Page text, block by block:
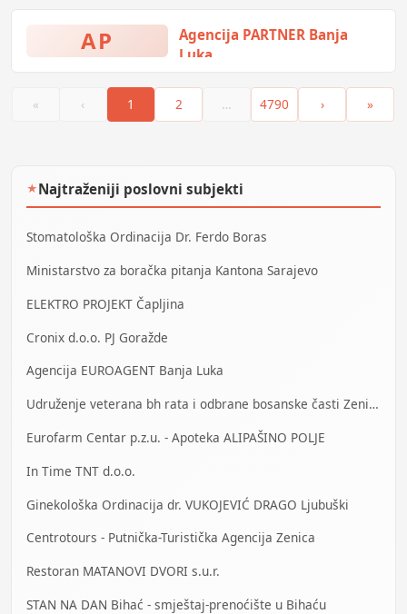
AP
Agencija PARTNER Banja
Luka
Hercegovina
« ‹ 1 2 … 4790 › »
★Najtraženiji poslovni subjekti
Stomatološka Ordinacija Dr. Ferdo Boras
Ministarstvo za boračka pitanja Kantona Sarajevo
ELEKTRO PROJEKT Čapljina
Cronix d.o.o. PJ Goražde
Agencija EUROAGENT Banja Luka
Udruženje veterana bh rata i odbrane bosanske časti Zenica
Eurofarm Centar p.z.u. - Apoteka ALIPAŠINO POLJE
In Time TNT d.o.o.
Ginekološka Ordinacija dr. VUKOJEVIĆ DRAGO Ljubuški
Centrotours - Putnička-Turistička Agencija Zenica
Restoran MATANOVI DVORI s.u.r.
STAN NA DAN Bihać - smještaj-prenoćište u Bihaću